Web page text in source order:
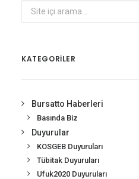
KATEGORİLER
Bursatto Haberleri
Basında Biz
Duyurular
KOSGEB Duyuruları
Tübitak Duyuruları
Ufuk2020 Duyuruları